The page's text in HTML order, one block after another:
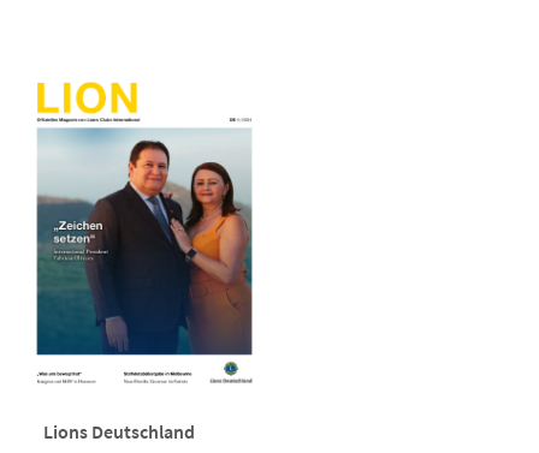
Lions Deutschland